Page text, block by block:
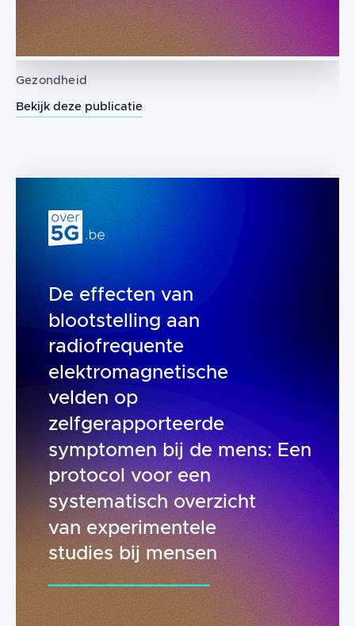
Het effect van radiofrequente
Gezondheid
Bekijk deze publicatie
De effecten van
blootstelling aan
radiofrequente
elektromagnetische
velden op
zelfgerapporteerde
symptomen bij de mens: Een
protocol voor een
systematisch overzicht
van experimentele
studies bij mensen